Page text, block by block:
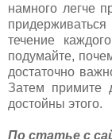
намного легче
течение
подумайте,
достаточно
Затем примите
достойны этого.
По статье с